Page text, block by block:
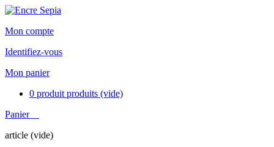
Mon compte
Identifiez-vous
Mon panier
0 produit produits (vide)
Panier
article (vide)